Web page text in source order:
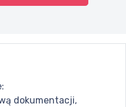
dokumentacji,